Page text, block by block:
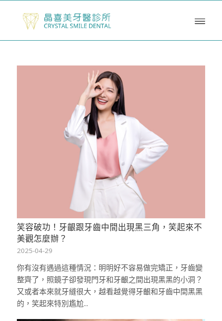
笑容破功！牙齦跟牙齒中間出現黑三角，笑起來不
美觀怎麼辦？
2025-04-29
你有沒有遇過這種情況：明明好不容易做完矯正，牙齒變
整齊了，照鏡子卻發現門牙和牙齦之間出現黑黑的小洞？
又或者本來就牙縫很大，越看越覺得牙齦和牙齒中間黑黑
的，笑起來特別尷尬...